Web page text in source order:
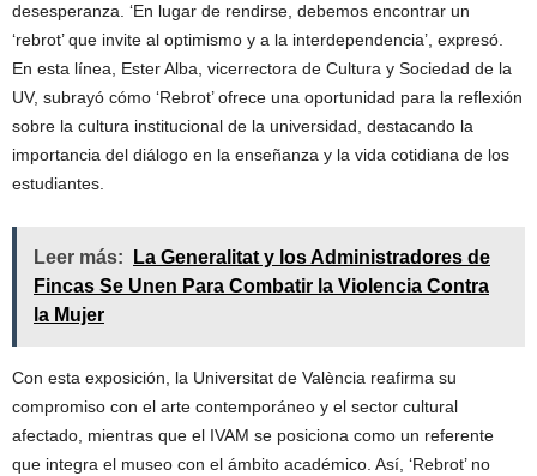
desesperanza. ‘En lugar de rendirse, debemos encontrar un
‘rebrot’ que invite al optimismo y a la interdependencia’, expresó.
En esta línea, Ester Alba, vicerrectora de Cultura y Sociedad de la
UV, subrayó cómo ‘Rebrot’ ofrece una oportunidad para la reflexión
sobre la cultura institucional de la universidad, destacando la
importancia del diálogo en la enseñanza y la vida cotidiana de los
estudiantes.
Leer más:
La Generalitat y los Administradores de
Fincas Se Unen Para Combatir la Violencia Contra
la Mujer
Con esta exposición, la Universitat de València reafirma su
compromiso con el arte contemporáneo y el sector cultural
afectado, mientras que el IVAM se posiciona como un referente
que integra el museo con el ámbito académico. Así, ‘Rebrot’ no